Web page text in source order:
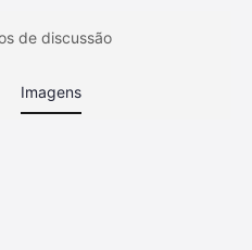
de discussão
Imagens